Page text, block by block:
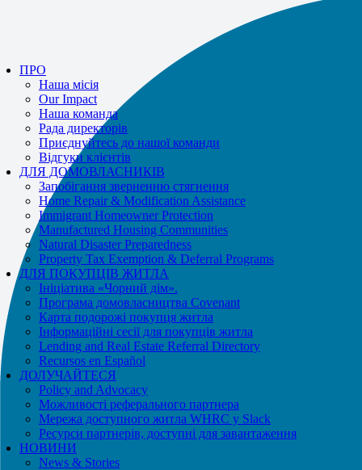
Be aware of scams: WHRC does not make unsolicited phone calls and will
never ask clients for payment information.
If you receive a suspicious call claiming to be from WHRC, please contact
us directly at
ПРО
Наша місія
Our Impact
Наша команда
Рада директорів
Приєднуйтесь до нашої команди
Відгуки клієнтів
ДЛЯ ДОМОВЛАСНИКІВ
Запобігання зверненню стягнення
Home Repair & Modification Assistance
Immigrant Homeowner Protection
Manufactured Housing Communities
Natural Disaster Preparedness
Property Tax Exemption & Deferral Programs
ДЛЯ ПОКУПЦІВ ЖИТЛА
Ініціатива «Чорний дім».
Програма домовласництва Covenant
Карта подорожі покупця житла
Інформаційні сесії для покупців житла
Lending and Real Estate Referral Directory
Recursos en Español
ДОЛУЧАЙТЕСЯ
Policy and Advocacy
Можливості реферального партнера
Мережа доступного житла WHRC у Slack
Ресурси партнерів, доступні для завантаження
НОВИНИ
News & Stories